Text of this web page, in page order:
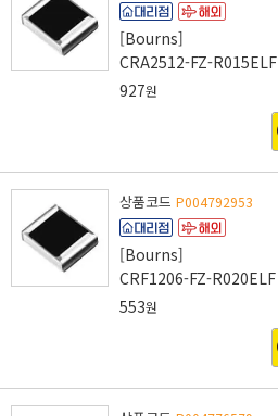
[Bourns]
CRA2512-FZ-R015ELF
927원
상품코드 P004792953
[Bourns]
CRF1206-FZ-R020ELF
553원